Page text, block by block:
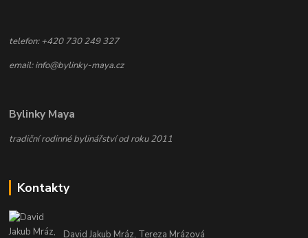
telefon: +420 730 249 327
email: info@bylinky-maya.cz
Bylinky Maya
tradiční rodinné bylinářství od roku 2011
Kontakty
David Jakub Mráz, Tereza Mrázová